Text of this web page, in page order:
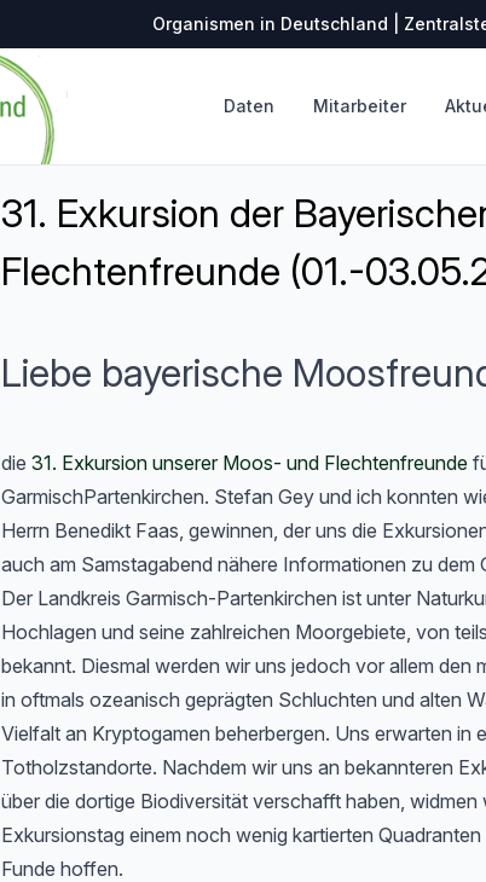
Organismen in Deutschland |
Daten Mitarbeiter
31. Exkursion der
Flechtenfreunde (01.-
Liebe bayerische
die 31. Exkursion unserer Moos- und Flechtenfreunde
GarmischPartenkirchen. Stefan Gey und ich konnten
Herrn Benedikt Faas, gewinnen, der uns die
auch am Samstagabend nähere Informationen zu dem
Der Landkreis Garmisch-Partenkirchen ist unter
Hochlagen und seine zahlreichen Moorgebiete, von
bekannt. Diesmal werden wir uns jedoch vor allem den
in oftmals ozeanisch geprägten Schluchten und alten
Vielfalt an Kryptogamen beherbergen. Uns erwarten in
Totholzstandorte. Nachdem wir uns an bekannteren
über die dortige Biodiversität verschafft haben, widmen
Exkursionstag einem noch wenig kartierten
Funde hoffen.